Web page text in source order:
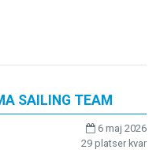
SAILING TEAM
6 maj 2026
29 platser kvar